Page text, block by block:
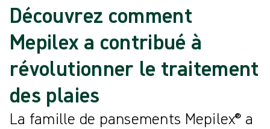
Découvrez comment
Mepilex a contribué à
révolutionner le traitement
des plaies
La famille de pansements Mepilex® a